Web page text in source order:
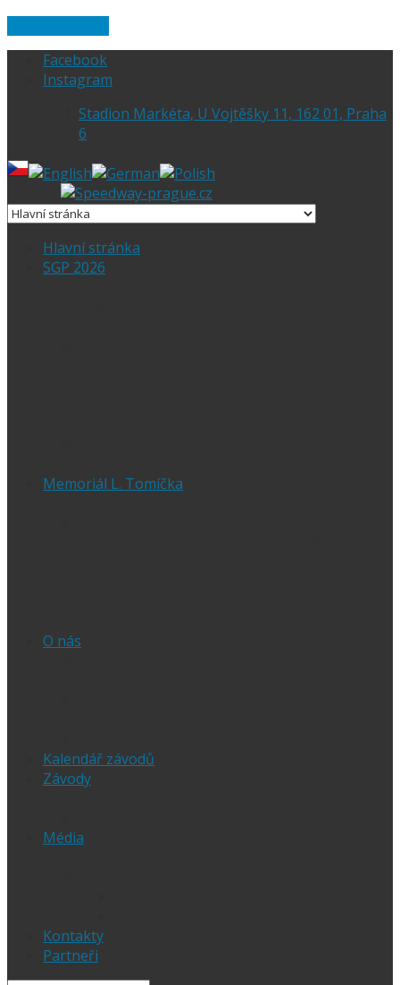
Facebook
Instagram
Stadion Markéta, U Vojtěšky 11, 162 01, Praha
6
Hlavní stránka
SGP 2026
Memoriál L. Tomíčka
O nás
Kalendář závodů
Závody
Média
Kontakty
Partneři